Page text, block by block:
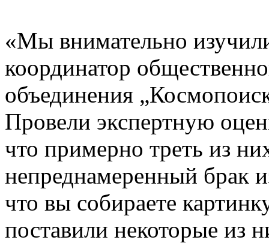
«Мы внимательно
координатор
объединения
Провели экспертную
что примерно треть из
непреднамеренный брак
что вы собираете
поставили некоторые из